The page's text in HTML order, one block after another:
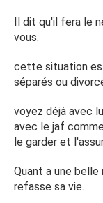
Seulement un
mr refuse de me
plus partie de sa
couple et
séparément mais
complice, à
rabaisse , me
nouvelles de moi
entendions bien ..
Il dit qu'il fera le
vous.
cette situation
séparés ou
voyez déjà avec
avec le jaf
le garder et
Quant a une belle
refasse sa vie.